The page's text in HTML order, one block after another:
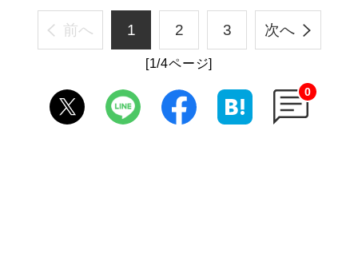
前へ 1 2 3 次へ
[1/4ページ]
0